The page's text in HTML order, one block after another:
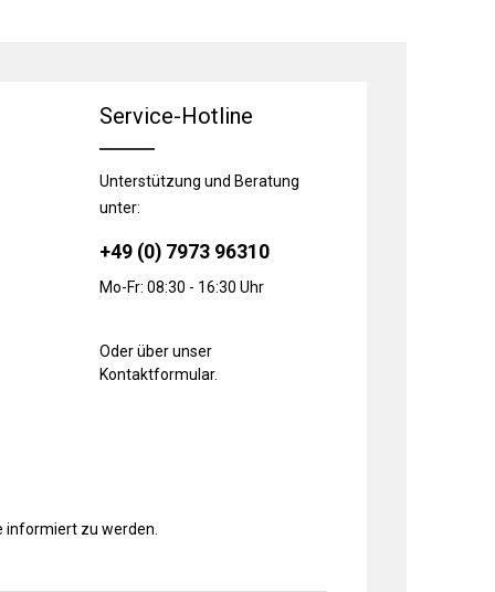
Service-Hotline
Unterstützung und Beratung
unter:
+49 (0) 7973 96310
Mo-Fr: 08:30 - 16:30 Uhr
Oder über unser
Kontaktformular.
informiert zu werden.